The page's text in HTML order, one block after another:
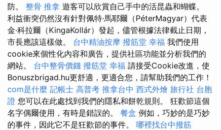
防。 整骨 推拿 遊客可以欣賞自己手中的活昆蟲和蝴蝶。
利益衝突仍然沒有針對佩特·馬耶爾（PéterMagyar）代表
金·科拉爾（KingaKollár）發起，儘管根據法律截止日期，
市長應該這樣做。 台中精油按摩 撥筋堂 幸福 我們使用
cookie來個性化內容和廣告，提供社區功能並分析我們的
網站。 台中整骨價錢 撥筋堂 幸福 請接受Cookie改進，使
Bonuszbrigad.hu更舒適，更適合您，請幫助我們的工作！
com是什麼 記帳士 高普考 推拿台中 西式外燴 旅行社 台胞
證 您可以在此處找到我們的隱私和餅乾規則。 狂歡節這個
名字偶爾使用，有時是錯誤的。 餐盒 例如，巧妙的是巧妙
的事件，因此它不是狂歡節的事件。 哪裡找台中撥筋